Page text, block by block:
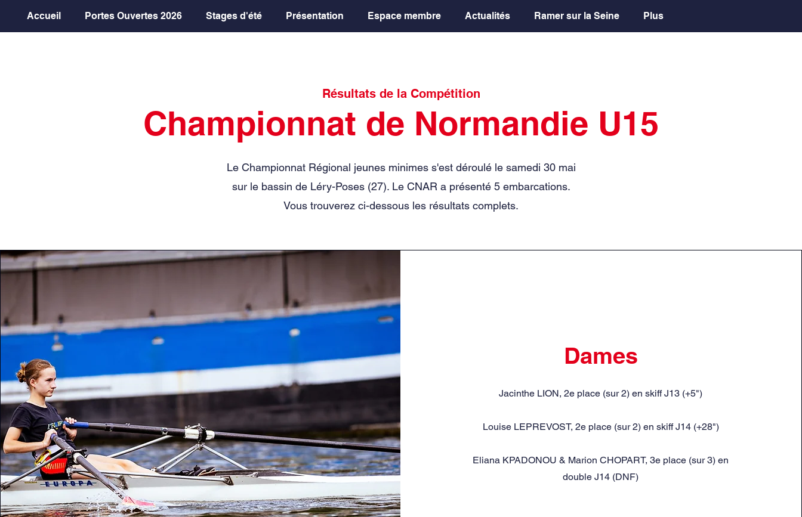
Accueil Portes Ouvertes 2026 Stages d'été Présentation Espace membre Actualités Ramer sur la Seine Plus
Résultats de la Compétition
Championnat de Normandie U15
Le Championnat Régional jeunes minimes s'est déroulé le samedi 30 mai
sur le bassin de Léry-Poses (27). Le CNAR a présenté 5 embarcations.
Vous trouverez ci-dessous les résultats complets.
Dames
Jacinthe LION, 2e place (sur 2) en skiff J13 (+5")
Louise LEPREVOST, 2e place (sur 2) en skiff J14 (+28")
Eliana KPADONOU & Marion CHOPART, 3e place (sur 3) en
double J14 (DNF)